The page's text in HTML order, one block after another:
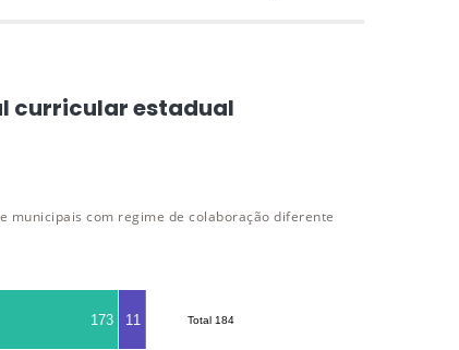
curricular estadual
municipais com regime de colaboração diferente
173 11 Total 184
Total 184